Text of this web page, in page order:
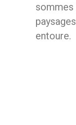
sommes
entoure.